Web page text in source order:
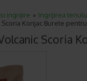
ingrijire
Ingrijirea
Scoria Konjac Burete
Volcanic Scoria